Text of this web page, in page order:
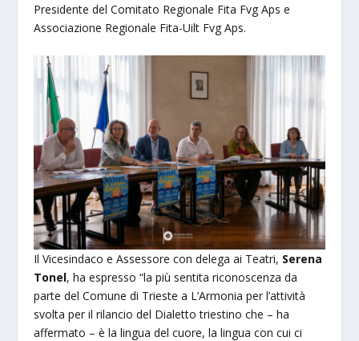
Presidente del Comitato Regionale Fita Fvg Aps e
Associazione Regionale Fita-Uilt Fvg Aps.
Il Vicesindaco e Assessore con delega ai Teatri, Serena
Tonel, ha espresso “la più sentita riconoscenza da
parte del Comune di Trieste a L’Armonia per l’attività
svolta per il rilancio del Dialetto triestino che – ha
affermato – è la lingua del cuore, la lingua con cui ci